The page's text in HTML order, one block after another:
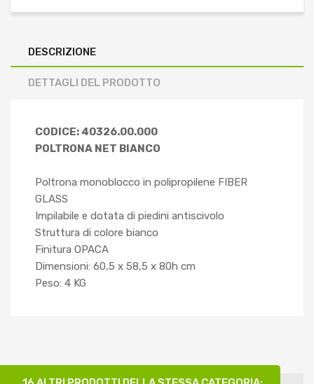
DESCRIZIONE
DETTAGLI DEL PRODOTTO
CODICE: 40326.00.000
POLTRONA NET BIANCO
Poltrona monoblocco in polipropilene FIBER
GLASS
Impilabile e dotata di piedini antiscivolo
Struttura di colore bianco
Finitura OPACA
Dimensioni: 60,5 x 58,5 x 80h cm
Peso: 4 KG